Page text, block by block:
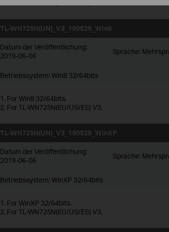
TL-WN725N(UN)_V3_190529_Win8
Datum der Veröffentlichung:
2019-06-06
Sprache:
Betriebssystem: Win8 32/64bits
1. For Win8 32/64bits.
2. For TL-WN725N(EU/US/ES) V3.
TL-WN725N(UN)_V3_190529_WinXP
Datum der Veröffentlichung:
2019-06-06
Sprache:
Betriebssystem: WinXP 32/64bits
1. For WinXP 32/64bits.
2. For TL-WN725N(EU/US/ES) V3.